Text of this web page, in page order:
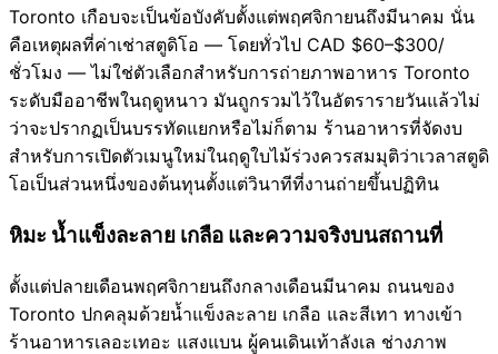
Toronto เกือบจะเป็นข้อบังคับตั้งแต่พฤศจิกายนถึงมีนาคม นั่น
คือเหตุผลที่ค่าเช่าสตูดิโอ — โดยทั่วไป CAD $60–$300/
ชั่วโมง — ไม่ใช่ตัวเลือกสำหรับการถ่ายภาพอาหาร Toronto
ระดับมืออาชีพในฤดูหนาว มันถูกรวมไว้ในอัตรารายวันแล้วไม่
ว่าจะปรากฏเป็นบรรทัดแยกหรือไม่ก็ตาม ร้านอาหารที่จัดงบ
สำหรับการเปิดตัวเมนูใหม่ในฤดูใบไม้ร่วงควรสมมุติว่าเวลาสตูดิ
โอเป็นส่วนหนึ่งของต้นทุนตั้งแต่วินาทีที่งานถ่ายขึ้นปฏิทิน
หิมะ น้ำแข็งละลาย เกลือ และความจริงบนสถานที่
ตั้งแต่ปลายเดือนพฤศจิกายนถึงกลางเดือนมีนาคม ถนนของ
Toronto ปกคลุมด้วยน้ำแข็งละลาย เกลือ และสีเทา ทางเข้า
ร้านอาหารเลอะเทอะ แสงแบน ผู้คนเดินเท้าลังเล ช่างภาพ